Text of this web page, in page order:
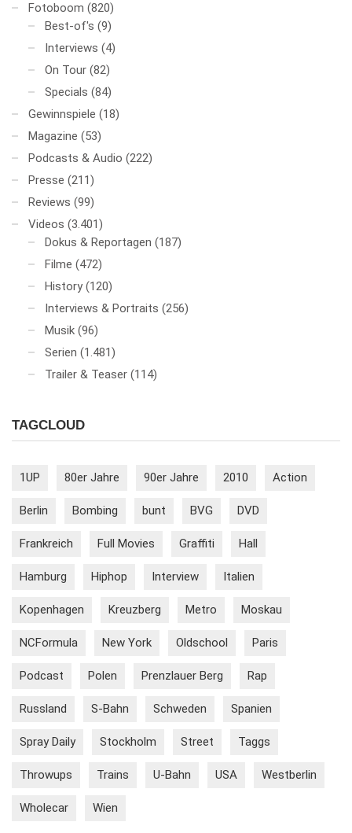
Fotoboom (820)
Best-of's (9)
Interviews (4)
On Tour (82)
Specials (84)
Gewinnspiele (18)
Magazine (53)
Podcasts & Audio (222)
Presse (211)
Reviews (99)
Videos (3.401)
Dokus & Reportagen (187)
Filme (472)
History (120)
Interviews & Portraits (256)
Musik (96)
Serien (1.481)
Trailer & Teaser (114)
TAGCLOUD
1UP 80er Jahre 90er Jahre 2010 Action
Berlin Bombing bunt BVG DVD
Frankreich Full Movies Graffiti Hall
Hamburg Hiphop Interview Italien
Kopenhagen Kreuzberg Metro Moskau
NCFormula New York Oldschool Paris
Podcast Polen Prenzlauer Berg Rap
Russland S-Bahn Schweden Spanien
Spray Daily Stockholm Street Taggs
Throwups Trains U-Bahn USA Westberlin
Wholecar Wien